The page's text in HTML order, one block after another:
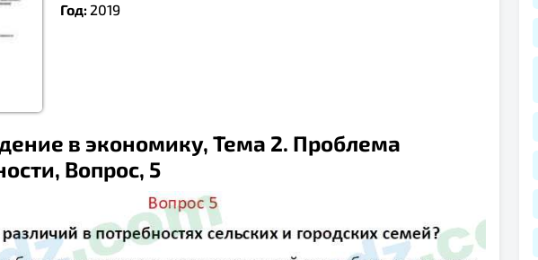
Год: 2019
в экономику, Тема 2. Проблема
Вопрос, 5